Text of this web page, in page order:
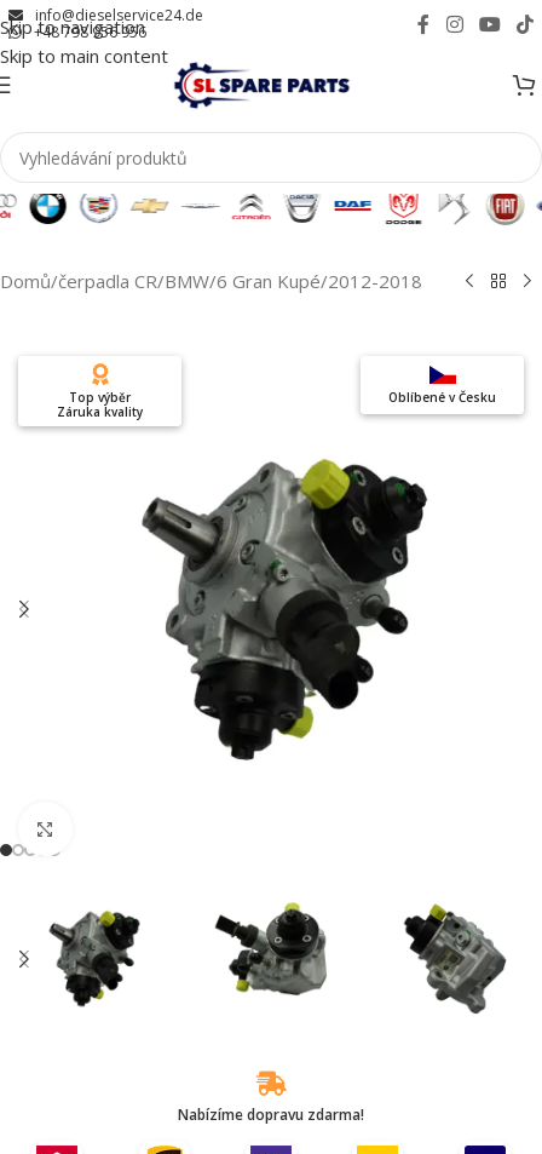
Skip to navigation
Skip to main content
info@dieselservice24.de
+48 798 956 956
Domů/čerpadla CR/BMW/6 Gran Kupé/2012-2018
Oblíbené v Česku
Top výběr
Záruka kvality
Nabízíme dopravu zdarma!